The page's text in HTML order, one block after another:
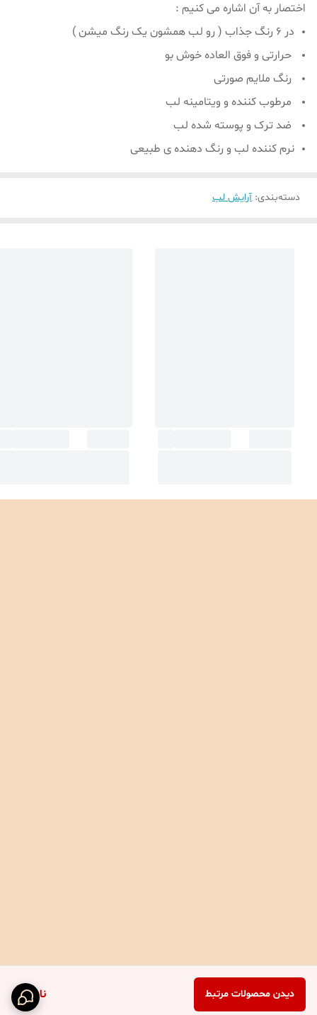
ناموجود دیدن محصولات مرتبط
اختصار به آن اشاره می کنیم :
در 6 رنگ جذاب ( رو لب همشون یک رنگ میشن )
حرارتی و فوق العاده خوش بو
رنگ ملایم صورتی
مرطوب کننده و ویتامینه لب
ضد ترک و پوسته شده لب
نرم كننده لب و رنگ دهنده ی طبیعی
دسته‌بندی: آرایش لب